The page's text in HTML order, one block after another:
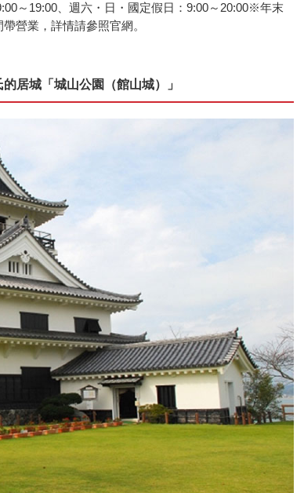
～19:00、週六・日・國定假日：9:00～20:00※年末
營業，詳情請參照官網。
居城「城山公園（館山城）」